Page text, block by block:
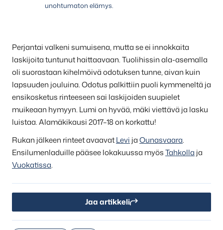
unohtumaton elämys.
Perjantai valkeni sumuisena, mutta se ei innokkaita
laskijoita tuntunut haittaavaan. Tuolihissin ala-asemalla
oli suorastaan kihelmöivä odotuksen tunne, aivan kuin
lapsuuden jouluina. Odotus palkittiin puoli kymmeneltä ja
ensikosketus rinteeseen sai laskijoiden suupielet
muikeaan hymyyn. Lumi on hyvää, mäki viettävä ja lasku
luistaa. Alamäkikausi 2017–18 on korkattu!
Rukan jälkeen rinteet avaavatLevi jaOunasvaara.
Ensilumenladuille pääsee lokakuussa myösTahkolla ja
Vuokatissa.
Jaa artikkeli